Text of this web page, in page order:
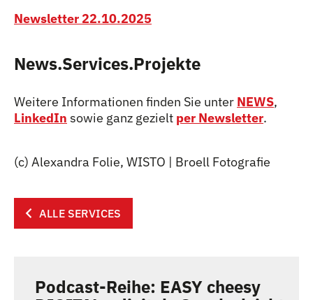
Newsletter 22.10.2025
News.Services.Projekte
Weitere Informationen finden Sie unter NEWS,
LinkedIn sowie ganz gezielt per Newsletter.
(c) Alexandra Folie, WISTO | Broell Fotografie
ALLE SERVICES
Podcast-Reihe: EASY cheesy